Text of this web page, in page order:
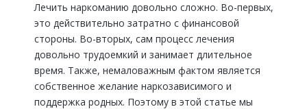
Лечить наркоманию довольно сложно. Во-первых,
это действительно затратно с финансовой
стороны. Во-вторых, сам процесс лечения
довольно трудоемкий и занимает длительное
время. Также, немаловажным фактом является
собственное желание наркозависимого и
поддержка родных. Поэтому в этой статье мы